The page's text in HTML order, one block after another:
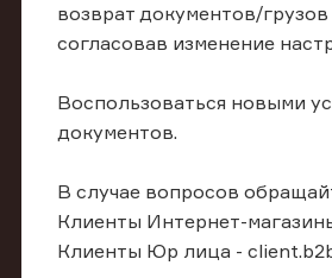
возврат документов/
согласовав изменение
Воспользоваться новыми
документов.
В случае вопросов
Клиенты Интернет-
Клиенты Юр лица -